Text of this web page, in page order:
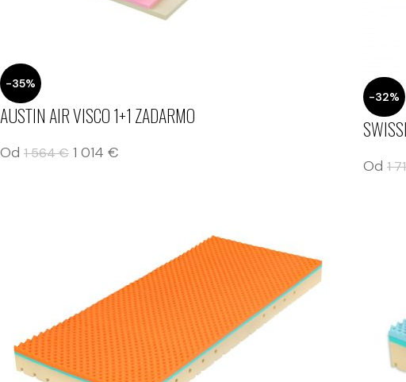
-35%
AUSTIN AIR VISCO 1+1 ZADARMO
Od 1 564€ 1 014 €
-32%
Od 1